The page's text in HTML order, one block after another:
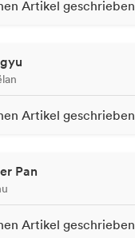
Artikel geschrieben
Artikel geschrieben
Pan
Artikel geschrieben